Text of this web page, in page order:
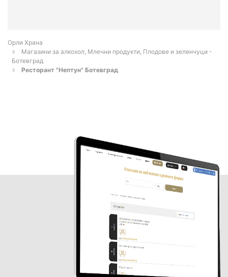
Орли Храна
Магазини за алкохол, Млечни продукти, Плодове и зеленчуци -
Ботевград
Ресторант "Нептун" Ботевград